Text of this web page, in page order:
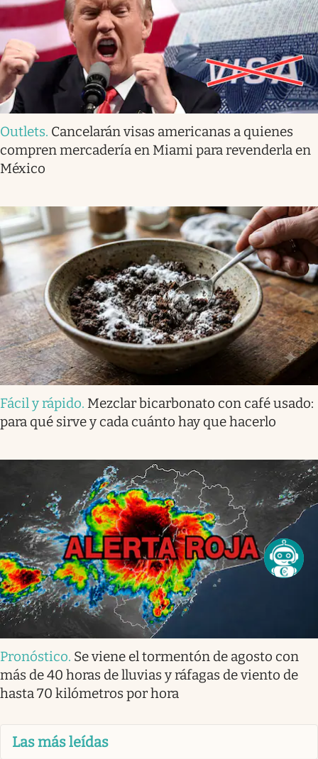
Outlets. Cancelarán visas americanas a quienes
compren mercadería en Miami para revenderla en
México
Fácil y rápido. Mezclar bicarbonato con café usado:
para qué sirve y cada cuánto hay que hacerlo
Pronóstico. Se viene el tormentón de agosto con
más de 40 horas de lluvias y ráfagas de viento de
hasta 70 kilómetros por hora
Las más leídas